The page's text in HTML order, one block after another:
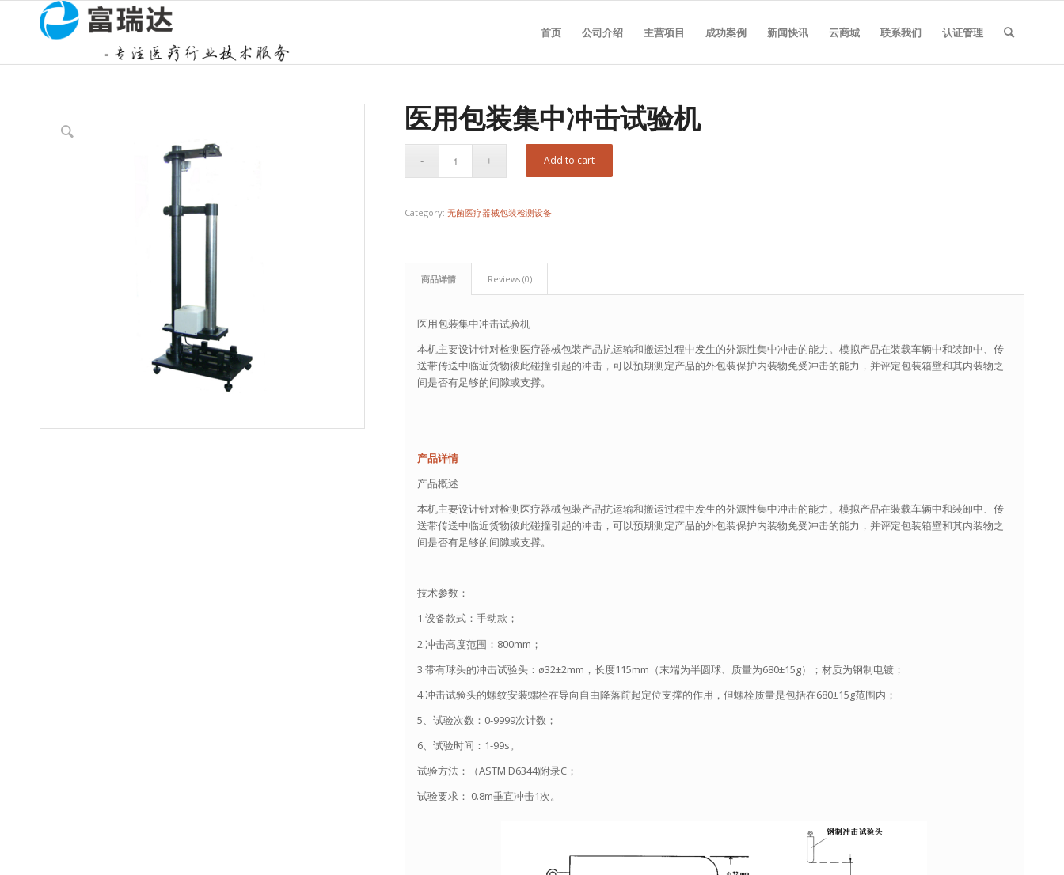
首页 公司介绍 主营项目 成功案例 新闻快讯 云商城 联系我们 认证管理
医用包装集中冲击试验机
Add to cart
Category: 无菌医疗器械包装检测设备
商品详情 Reviews (0)
医用包装集中冲击试验机
本机主要设计针对检测医疗器械包装产品抗运输和搬运过程中发生的外源性集中冲击的能力。模拟产品在装载车辆中和装卸中、传
送带传送中临近货物彼此碰撞引起的冲击，可以预期测定产品的外包装保护内装物免受冲击的能力，并评定包装箱壁和其内装物之
间是否有足够的间隙或支撑。
产品详情
产品概述
本机主要设计针对检测医疗器械包装产品抗运输和搬运过程中发生的外源性集中冲击的能力。模拟产品在装载车辆中和装卸中、传
送带传送中临近货物彼此碰撞引起的冲击，可以预期测定产品的外包装保护内装物免受冲击的能力，并评定包装箱壁和其内装物之
间是否有足够的间隙或支撑。
技术参数：
1.设备款式：手动款；
2.冲击高度范围：800mm；
3.带有球头的冲击试验头：ø32±2mm，长度115mm（末端为半圆球、质量为680±15g）；材质为钢制电镀；
4.冲击试验头的螺纹安装螺栓在导向自由降落前起定位支撑的作用，但螺栓质量是包括在680±15g范围内；
5、试验次数：0-9999次计数；
6、试验时间：1-99s。
试验方法：（ASTM D6344)附录C；
试验要求： 0.8m垂直冲击1次。